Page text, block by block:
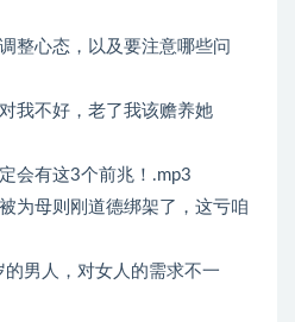
整心态，以及要注意哪些问
我不好，老了我该赡养她
会有这3个前兆！.mp3
为母则刚道德绑架了，这亏咱
男人，对女人的需求不一